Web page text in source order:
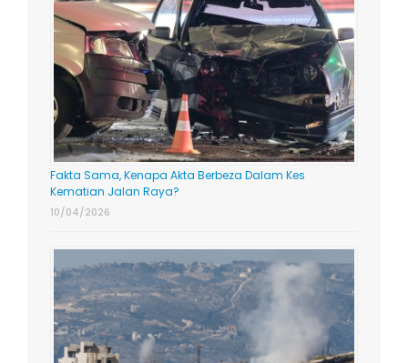
Fakta Sama, Kenapa Akta Berbeza Dalam Kes
Kematian Jalan Raya?
10/04/2026